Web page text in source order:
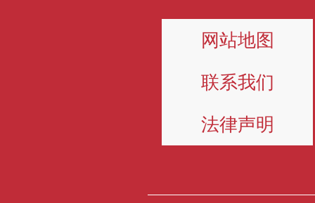
网站地图
联系我们
法律声明